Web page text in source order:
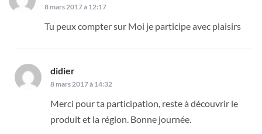
8 mars 2017 à 12:17
Tu peux compter sur Moi je participe avec plaisirs
didier
8 mars 2017 à 14:32
Merci pour ta participation, reste à découvrir le
produit et la région. Bonne journée.